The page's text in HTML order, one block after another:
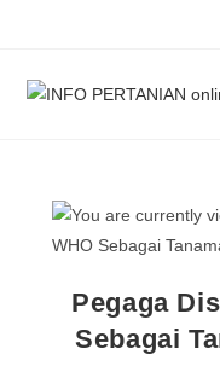
Pegaga
Sebagai